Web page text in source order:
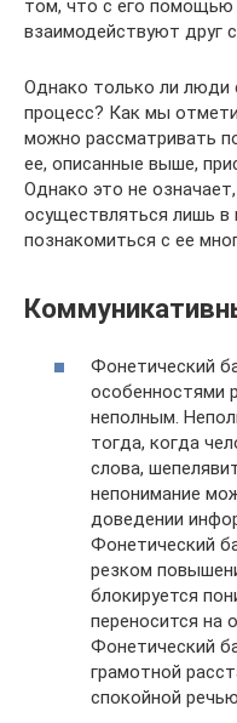
том, что с его помощью
взаимодействуют друг с
Однако только ли люди
процесс? Как мы
можно рассматривать
ее, описанные выше,
Однако это не
осуществляться лишь
познакомиться с ее
Фонетический
особенностями
неполным.
тогда, когда
слова,
непонимание
доведении
Фонетический
резком
блокируется
переносится на
Фонетический
грамотной
спокойной